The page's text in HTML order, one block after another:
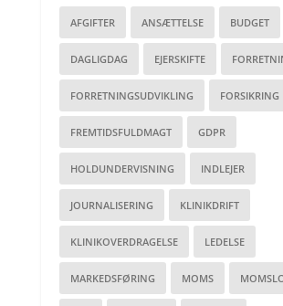
AFGIFTER ANSÆTTELSE BUDGET
DAGLIGDAG EJERSKIFTE
FORRETNINGSUDVIKLING FORSIKRING
FREMTIDSFULDMAGT GDPR
HOLDUNDERVISNING INDLEJER
JOURNALISERING KLINIKDRIFT
KLINIKOVERDRAGELSE LEDELSE
MARKEDSFØRING MOMS